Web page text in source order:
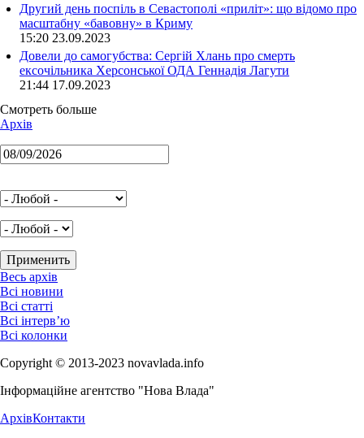
Другий день поспіль в Севастополі «приліт»: що відомо про
масштабну «бавовну» в Криму
15:20 23.09.2023
Довели до самогубства: Сергій Хлань про смерть
ексочільника Херсонської ОДА Геннадія Лагути
21:44 17.09.2023
Смотреть больше
Архів
Весь архів
Всі новини
Всі статті
Всі інтерв’ю
Всі колонки
Copyright © 2013-2023 novavlada.info
Інформаційне агентство "Нова Влада"
АрхівКонтакти